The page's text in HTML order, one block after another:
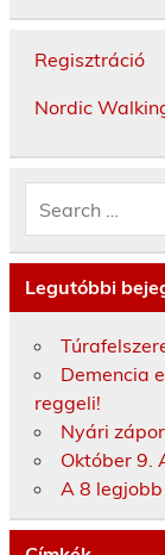
Regisztráció
Nordic
Legutóbbi
Demencia
reggeli!
Nyári
Október 9.
A 8